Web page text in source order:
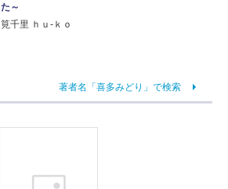
た～
筧千里 ｈｕ‐ｋｏ
著者名「喜多みどり」で検索